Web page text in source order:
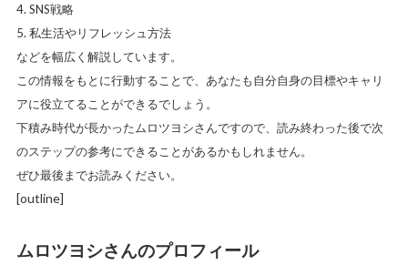
SNS戦略
私生活やリフレッシュ方法
などを幅広く解説しています。
この情報をもとに行動することで、あなたも自分自身の目標やキャリ
アに役立てることができるでしょう。
下積み時代が長かったムロツヨシさんですので、読み終わった後で次
のステップの参考にできることがあるかもしれません。
ぜひ最後までお読みください。
[outline]
ムロツヨシさんのプロフィール